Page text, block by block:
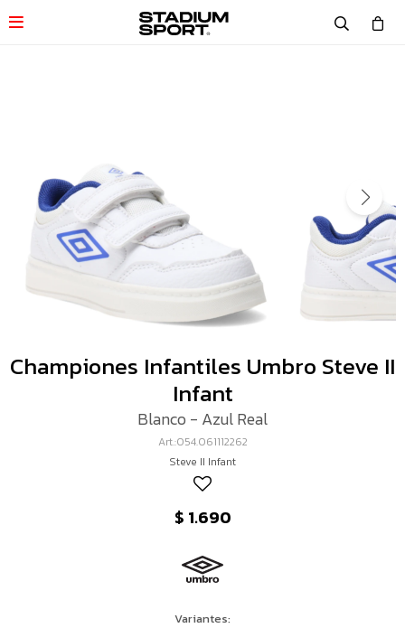

Championes Infantiles Umbro Steve II
Infant
Blanco - Azul Real
054.061112262
Steve II Infant
$ 1.690
Variantes: